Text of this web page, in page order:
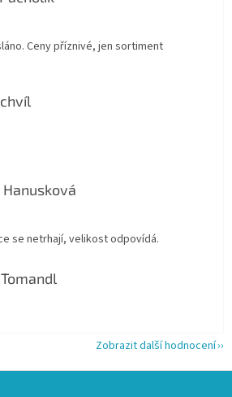
obchodu je 4 z 5 hvězdiček.
Ceny příznivé, jen sortiment
obchodu je 5 z 5 hvězdiček.
obchodu je 5 z 5 hvězdiček.
se netrhají, velikost odpovídá.
obchodu je 5 z 5 hvězdiček.
Zobrazit další hodnocení